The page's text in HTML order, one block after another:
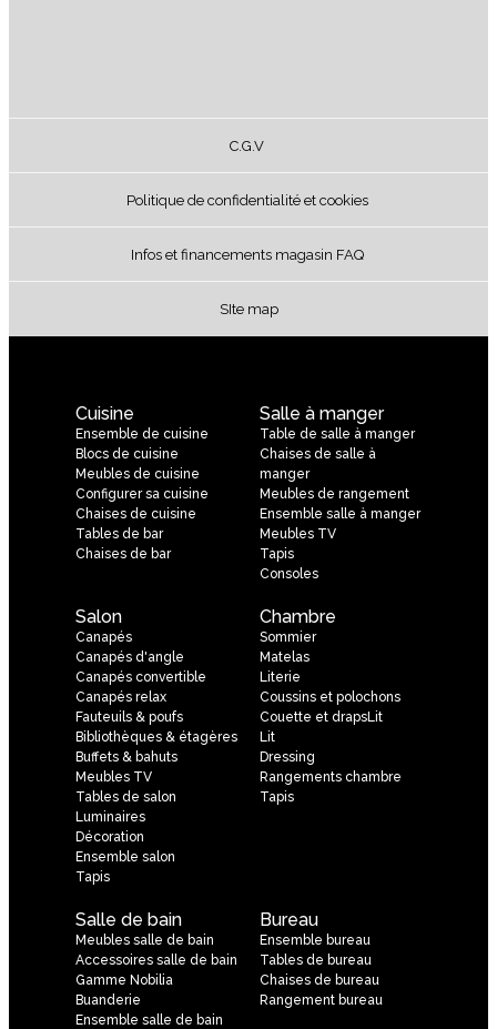
C.G.V
Politique de confidentialité et cookies
Infos et financements magasin FAQ
SIte map
Cuisine
Ensemble de cuisine
Blocs de cuisine
Meubles de cuisine
Configurer sa cuisine
Chaises de cuisine
Tables de bar
Chaises de bar
Salle à manger
Table de salle à manger
Chaises de salle à
manger
Meubles de rangement
Ensemble salle à manger
Meubles TV
Tapis
Consoles
Salon
Canapés
Canapés d'angle
Canapés convertible
Canapés relax
Fauteuils & poufs
Bibliothèques & étagères
Buffets & bahuts
Meubles TV
Tables de salon
Luminaires
Décoration
Ensemble salon
Tapis
Chambre
Sommier
Matelas
Literie
Coussins et polochons
Couette et drapsLit
Lit
Dressing
Rangements chambre
Tapis
Salle de bain
Meubles salle de bain
Accessoires salle de bain
Gamme Nobilia
Buanderie
Ensemble salle de bain
Bureau
Ensemble bureau
Tables de bureau
Chaises de bureau
Rangement bureau